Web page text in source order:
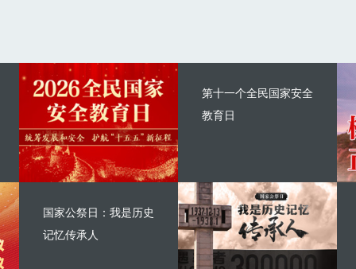
第十一个全民国家安全
教育日
国家公祭日：我是历史
记忆传承人